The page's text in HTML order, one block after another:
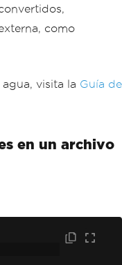
como
visita la Guía de
en un archivo